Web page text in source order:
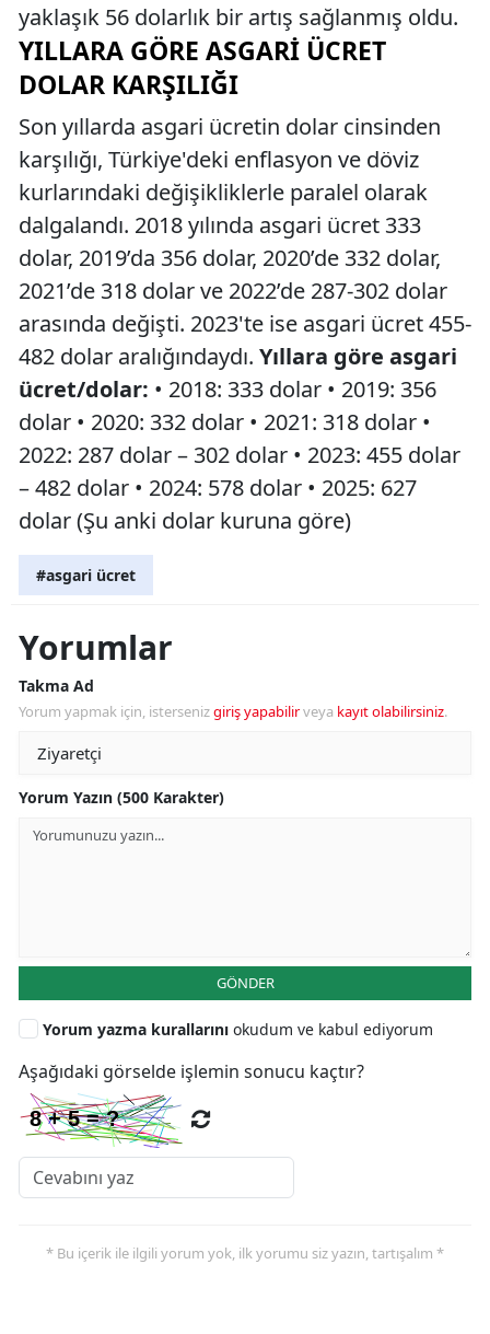
yaklaşık 56 dolarlık bir artış sağlanmış oldu.
YILLARA GÖRE ASGARI ÜCRET
DOLAR KARŞILIĞI
Son yıllarda asgari ücretin dolar cinsinden
karşılığı, Türkiye'deki enflasyon ve döviz
kurlarındaki değişikliklerle paralel olarak
dalgalandı. 2018 yılında asgari ücret 333
dolar, 2019’da 356 dolar, 2020’de 332 dolar,
2021’de 318 dolar ve 2022’de 287-302 dolar
arasında değişti. 2023'te ise asgari ücret 455-
482 dolar aralığındaydı. Yıllara göre asgari
ücret/dolar: •⁠ ⁠2018: 333 dolar •⁠ ⁠2019: 356
dolar •⁠ ⁠2020: 332 dolar •⁠ ⁠2021: 318 dolar •⁠
⁠2022: 287 dolar – 302 dolar •⁠ ⁠2023: 455 dolar
– 482 dolar •⁠ ⁠2024: 578 dolar •⁠ ⁠2025: 627
dolar (Şu anki dolar kuruna göre)
#asgari ücret
Yorumlar
Takma Ad
Yorum yapmak için, istersenizgiriş yapabilirveya kayıt olabilirsiniz.
Yorum Yazın (500 Karakter)
GÖNDER
Yorum yazma kurallarını okudum ve kabul ediyorum
Aşağıdaki görselde işlemin sonucu kaçtır?
* Bu içerik ile ilgili yorum yok, ilk yorumu siz yazın, tartışalım *